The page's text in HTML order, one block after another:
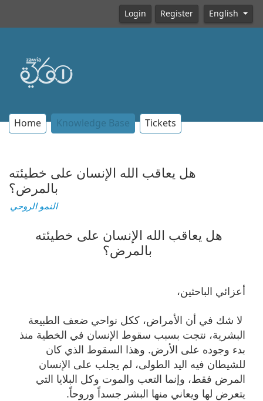
Login Register English
Home Knowledge Base Tickets
هل يعاقب الله الإنسان على خطيئته
بالمرض؟
النمو الروحي
بالمرض؟
أعزائي الباحثين،
لا شك في أن الأمراض، ككل نواحي ضعف الطبيعة
البشرية، نتجت بسبب سقوط الإنسان في الخطية منذ
بدء وجوده على الأرض. وهذا السقوط الذي كان
للشيطان فيه اليد الطولى، لم يجلب على الإنسان
المرض فقط، وإنما التعب والموت وكل البلايا التي
يتعرض لها ويعاني منها البشر جسداً وروحاً.